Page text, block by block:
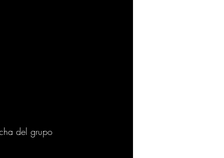
del grupo